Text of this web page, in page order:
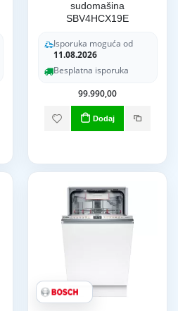
sudomašina
SBV4HCX19E
Isporuka moguća od
11.08.2026
Besplatna isporuka
99.990,00
Dodaj